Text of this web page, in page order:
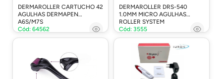
DERMAROLLER CARTUCHO 42
AGULHAS DERMAPEN
A6S/M7S
Cód: 64562
DERMAROLLER DRS-540
1.0MM MICRO AGULHAS
ROLLER SYSTEM
Cód: 3555